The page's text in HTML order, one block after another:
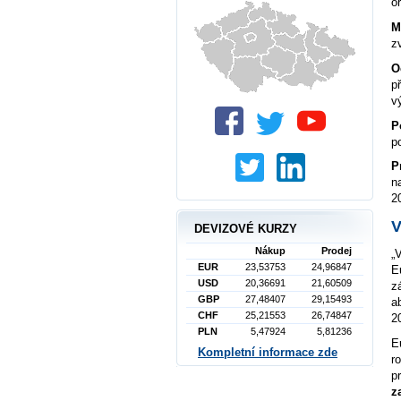
DEVIZOVÉ KURZY
Nákup
Prodej
EUR
23,53753
24,96847
USD
20,36691
21,60509
GBP
27,48407
29,15493
CHF
25,21553
26,74847
PLN
5,47924 5,81236
Kompletní informace zde